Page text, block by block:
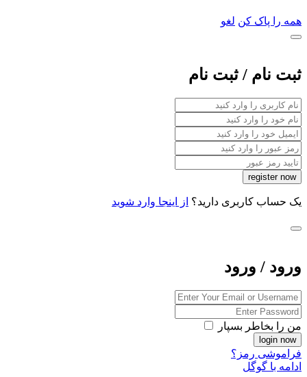
همه را پاک کن لغو
ثبت نام / ثبت نام
یک حساب کاربری دارید؟ از اینجا وارد شوید
ورود / ورود
من را بخاطر بسپار
فراموشی رمز؟
ادامه با گوگل